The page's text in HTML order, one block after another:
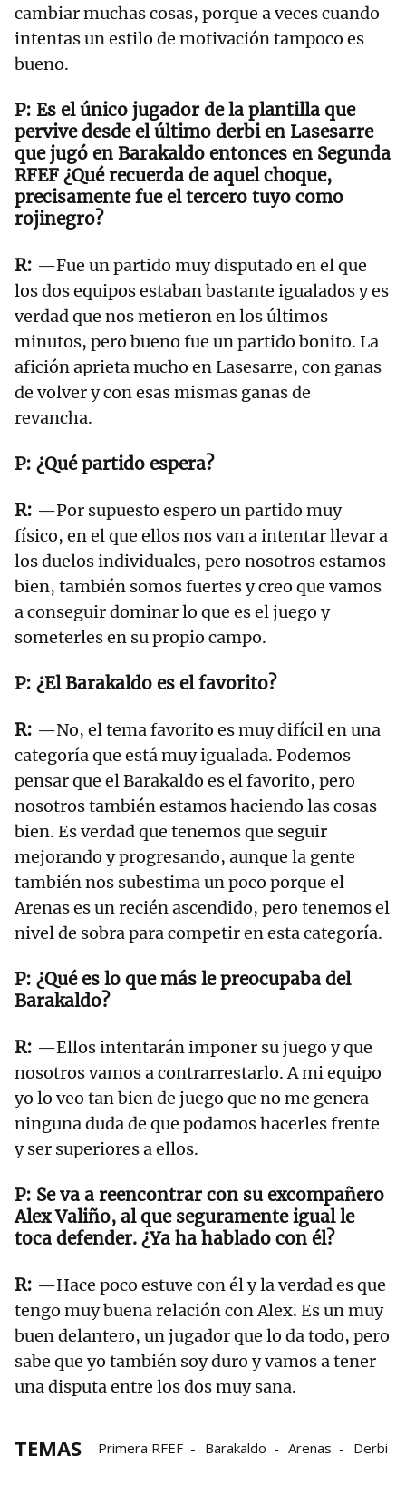
cambiar muchas cosas, porque a veces cuando
intentas un estilo de motivación tampoco es
bueno.
Es el único jugador de la plantilla que
pervive desde el último derbi en Lasesarre
que jugó en Barakaldo entonces en Segunda
RFEF ¿Qué recuerda de aquel choque,
precisamente fue el tercero tuyo como
rojinegro?
—Fue un partido muy disputado en el que
los dos equipos estaban bastante igualados y es
verdad que nos metieron en los últimos
minutos, pero bueno fue un partido bonito. La
afición aprieta mucho en Lasesarre, con ganas
de volver y con esas mismas ganas de
revancha.
¿Qué partido espera?
—Por supuesto espero un partido muy
físico, en el que ellos nos van a intentar llevar a
los duelos individuales, pero nosotros estamos
bien, también somos fuertes y creo que vamos
a conseguir dominar lo que es el juego y
someterles en su propio campo.
¿El Barakaldo es el favorito?
—No, el tema favorito es muy difícil en una
categoría que está muy igualada. Podemos
pensar que el Barakaldo es el favorito, pero
nosotros también estamos haciendo las cosas
bien. Es verdad que tenemos que seguir
mejorando y progresando, aunque la gente
también nos subestima un poco porque el
Arenas es un recién ascendido, pero tenemos el
nivel de sobra para competir en esta categoría.
¿Qué es lo que más le preocupaba del
Barakaldo?
—Ellos intentarán imponer su juego y que
nosotros vamos a contrarrestarlo. A mi equipo
yo lo veo tan bien de juego que no me genera
ninguna duda de que podamos hacerles frente
y ser superiores a ellos.
Se va a reencontrar con su excompañero
Alex Valiño, al que seguramente igual le
toca defender. ¿Ya ha hablado con él?
—Hace poco estuve con él y la verdad es que
tengo muy buena relación con Alex. Es un muy
buen delantero, un jugador que lo da todo, pero
sabe que yo también soy duro y vamos a tener
una disputa entre los dos muy sana.
TEMAS Primera RFEF Barakaldo Arenas Derbi